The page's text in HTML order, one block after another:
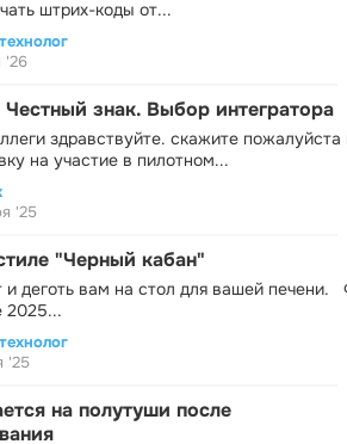
штрих-коды от...
'26
знак. Выбор интегратора
здравствуйте. скажите пожалуйста
на участие в пилотном...
'25
"Черный кабан"
и деготь вам на стол для вашей печени.
2025...
'25
на полутуши после